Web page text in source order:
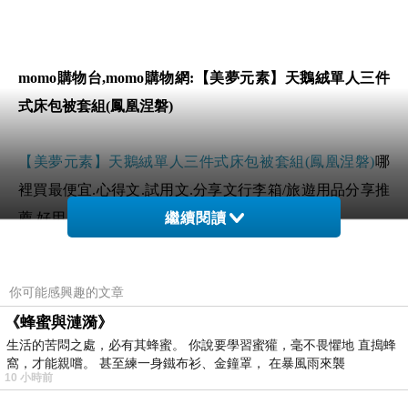
momo購物台,momo購物網:【美夢元素】天鵝絨單人三件
式床包被套組(鳳凰涅磐)
【美夢元素】天鵝絨單人三件式床包被套組(鳳凰涅磐)哪
裡買最便宜.心得文.試用文.分享文行李箱/旅遊用品分享推
薦.好用.推薦.評價.熱銷.開箱文.優缺點比較
床包被套組(鳳凰涅磐)
素】天鵝絨單人三件式床包被套組(鳳凰涅磐)
但是我想
繼續閱讀
你可能感興趣的文章
《蜂蜜與漣漪》
生活的苦悶之處，必有其蜂蜜。 你說要學習蜜獾，毫不畏懼地 直搗蜂
窩，才能親嚐。 甚至練一身鐵布衫、金鐘罩， 在暴風雨來襲
10 小時前